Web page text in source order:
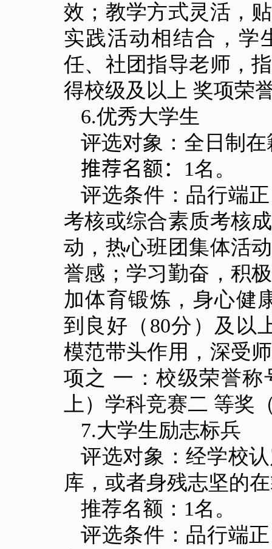
效；教学方式灵活，
实践活动相结合，学
任、社团指导老师，
得校级及以上 奖项荣
6.优秀大学生
评选对象：全日制
推荐名额： 1名。
评选条件：品行端
考核或综合素质考核
动，热心班团集体活
誉感；学习勤奋，积
加体育锻炼，身心健
到良好（ 80分）及以
模范带头作用，深受
项之 一：校级荣誉
上）学科竞赛二 等奖
7.大学生励志标兵
评选对象：经学校
库，或者身残志坚的
推荐名额： 1名。
评选条件：品行端